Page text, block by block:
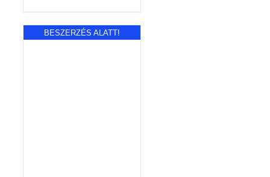
BESZERZÉS ALATT!